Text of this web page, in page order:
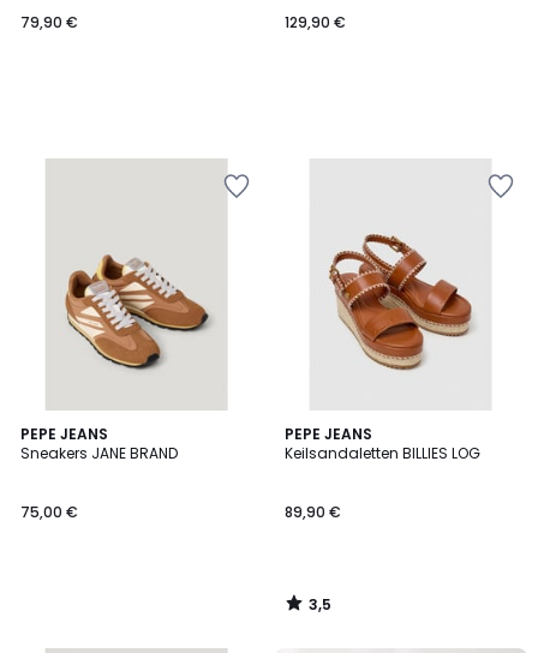
79,90 €
129,90 €
PEPE JEANS
Sneakers JANE BRAND
75,00 €
PEPE JEANS
Keilsandaletten BILLIES LOG
89,90 €
3,5
/ 5
3,5
/